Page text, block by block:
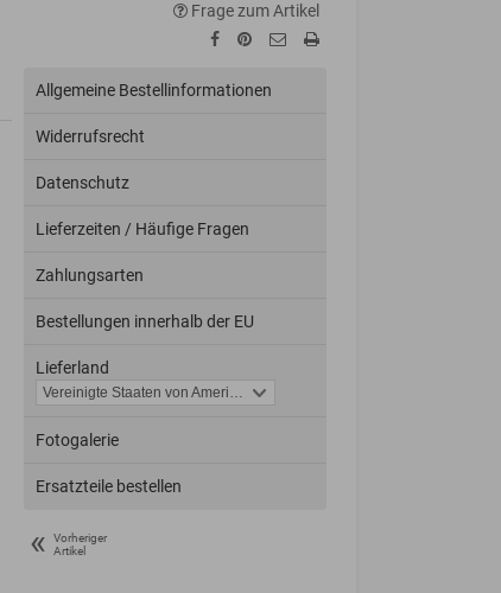
Frage zum Artikel
Allgemeine Bestellinformationen
Widerrufsrecht
Datenschutz
Lieferzeiten / Häufige Fragen
Zahlungsarten
Bestellungen innerhalb der EU
Lieferland
Fotogalerie
Ersatzteile bestellen
«
Vorheriger
Artikel